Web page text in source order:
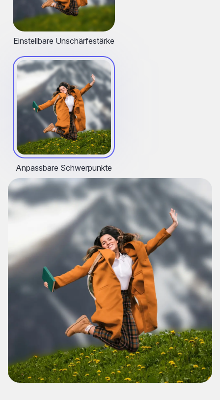
Einstellbare Unschärfestärke
Anpassbare Schwerpunkte